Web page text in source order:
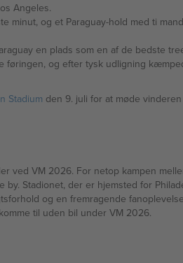
i Los Angeles.
sikrede Paraguay en plads som en af de bedste
Stadium den 9. juli for at møde
ved VM 2026. For netop kampen
Stadionet, der er hjemsted for
og en fremragende
til uden bil under VM 2026.